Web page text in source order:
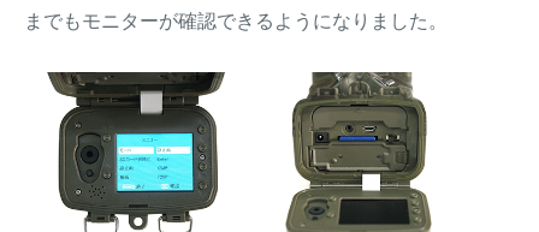
までもモニターが確認できるようになりました。